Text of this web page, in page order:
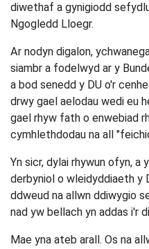
diwethaf a gynigiodd
Ngogledd Lloegr.
Ar nodyn digalon,
siambr a fodelwyd ar y
a bod senedd y DU o'r
drwy gael aelodau wedi eu
gael rhyw fath o enwebiad
cymhlethdodau na all
Yn sicr, dylai rhywun ofyn, a
derbyniol o wleidyddiaeth y
ddweud na allwn ddiwygio
nad yw bellach yn addas i'r
Mae yna ateb arall. Os na